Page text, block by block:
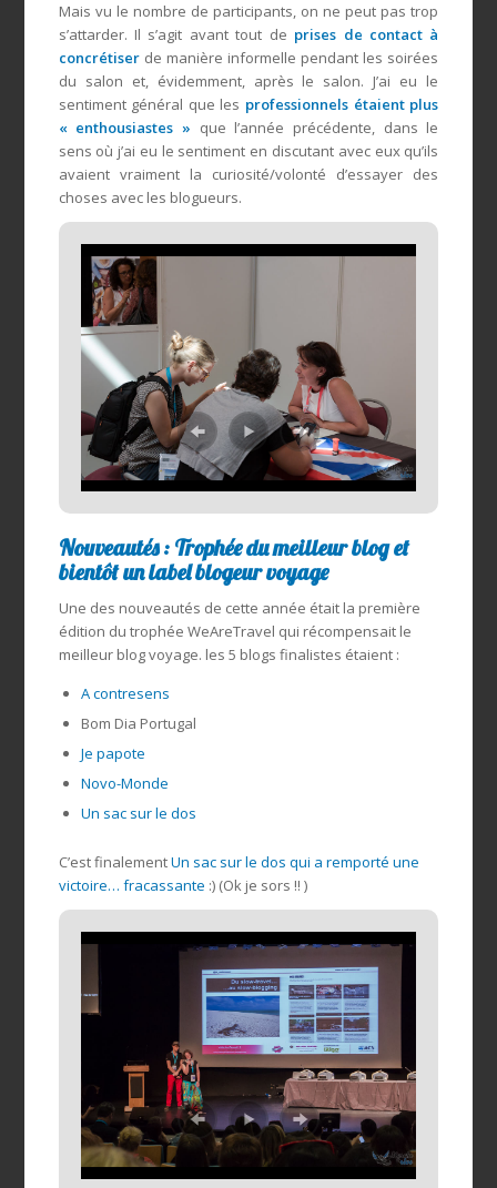
Mais vu le nombre de participants, on ne peut pas trop
s’attarder. Il s’agit avant tout de prises de contact à
concrétiserde manière informelle pendant les soirées
du salon et, évidemment, après le salon. J’ai eu le
sentiment général que les professionnels étaient plus
« enthousiastes » que l’année précédente, dans le
sens où j’ai eu le sentiment en discutant avec eux qu’ils
avaient vraiment la curiosité/volonté d’essayer des
choses avec les blogueurs.
Nouveautés : Trophée du meilleur blog et
bientôt un label blogeur voyage
Une des nouveautés de cette année était la première
édition du trophée WeAreTravel qui récompensait le
meilleur blog voyage. les 5 blogs finalistes étaient :
A contresens
Bom Dia Portugal
Je papote
Novo-Monde
Un sac sur le dos
C’est finalementUn sac sur le dos qui a remporté une
victoire… fracassante :) (Ok je sors !! )